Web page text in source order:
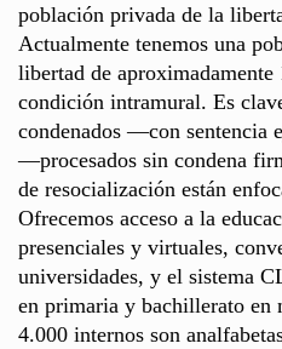
población privada de la
Actualmente tenemos una
libertad de aproximadamente
condición intramural. Es
condenados —con sentencia
—procesados sin condena
de resocialización están
Ofrecemos acceso a la
presenciales y virtuales,
universidades, y el sistema
en primaria y bachillerato en
4.000 internos son